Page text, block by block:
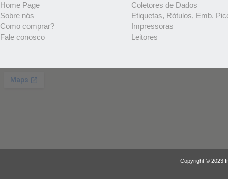
Home Page
Sobre nós
Como comprar?
Fale conosco
Coletores de Dados
Etiquetas, Rótulos, Emb.
Impressoras
Leitores
Copyright © 2023